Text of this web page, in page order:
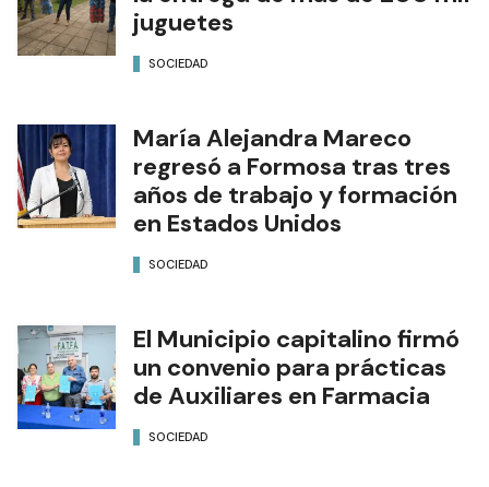
juguetes
SOCIEDAD
María Alejandra Mareco
regresó a Formosa tras tres
años de trabajo y formación
en Estados Unidos
SOCIEDAD
El Municipio capitalino firmó
un convenio para prácticas
de Auxiliares en Farmacia
SOCIEDAD